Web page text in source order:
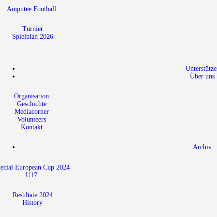
Amputee Football
Turnier
Spielplan 2026
Über uns
Organisation
Geschichte
Mediacorner
Volunteers
Kontakt
Archiv
European Cup 2024
U17
Resultate 2024
History